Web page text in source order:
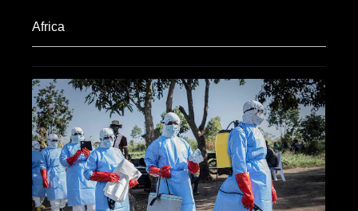
Africa​